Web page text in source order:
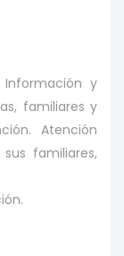
Información y
familiares y
Atención
familiares,